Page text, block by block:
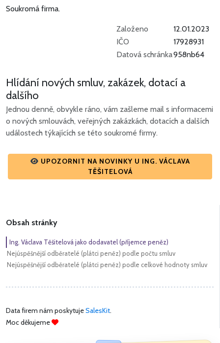
Soukromá firma.
Založeno
12.01.2023
IČO
17928931
Datová schránka958nb64
Hlídání nových smluv, zakázek, dotací a
dalšího
Jednou denně, obvykle ráno, vám zašleme mail s informacemi
o nových smlouvách, veřejných zakázkách, dotacích a dalších
událostech týkajících se této soukromé firmy.
UPOZORNIT NA NOVINKY U ING. VÁCLAVA
TĚŠITELOVÁ
Obsah stránky
Ing. Václava Těšitelová jako dodavatel (příjemce peněz)
Nejúspěšnější odběratelé (plátci peněz) podle počtu smluv
Nejúspěšnější odběratelé (plátci peněz) podle celkové hodnoty smluv
Data firem nám poskytujeSalesKit.
Moc děkujeme